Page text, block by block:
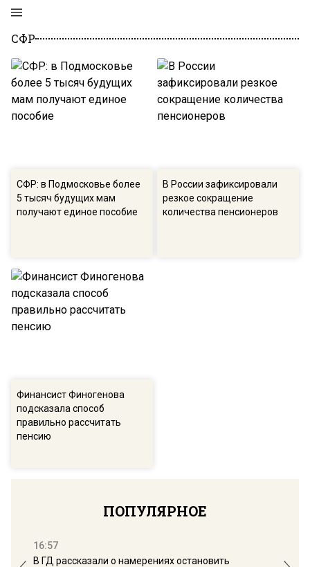
СФР
СФР: в Подмосковье более
5 тысяч будущих мам
получают единое пособие
В России зафиксировали
резкое сокращение
количества пенсионеров
Финансист Финогенова
подсказала способ
правильно рассчитать
пенсию
ПОПУЛЯРНОЕ
16:57
В ГД рассказали о намерениях остановить